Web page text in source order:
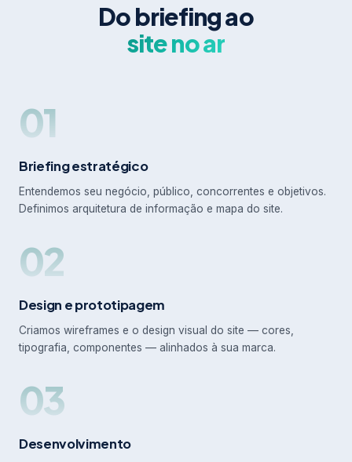
Do briefing ao
site no ar
01
Briefing estratégico
Entendemos seu negócio, público, concorrentes e objetivos.
Definimos arquitetura de informação e mapa do site.
02
Design e prototipagem
Criamos wireframes e o design visual do site — cores,
tipografia, componentes — alinhados à sua marca.
03
Desenvolvimento